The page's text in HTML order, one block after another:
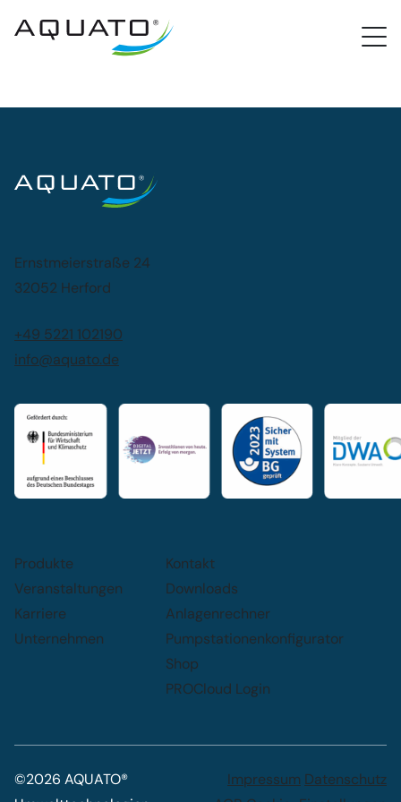
Ernstmeierstraße 24
32052 Herford
+49 5221 102190
info@aquato.de
Produkte
Veranstaltungen
Karriere
Unternehmen
Kontakt
Downloads
Anlagenrechner
Pumpstationenkonfigurator
Shop
PROCloud Login
©2026 AQUATO®
Impressum Datenschutz